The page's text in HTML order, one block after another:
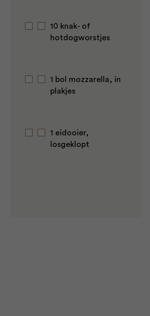
10 knak- of
hotdogworstjes
1 bol mozzarella, in
plakjes
1 eidooier,
losgeklopt